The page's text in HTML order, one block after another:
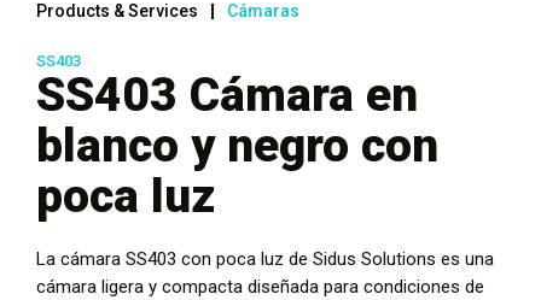
Products & Services Cámaras
SS403
SS403 Cámara en
blanco y negro con
poca luz
La cámara SS403 con poca luz de Sidus Solutions es una
cámara ligera y compacta diseñada para condiciones de